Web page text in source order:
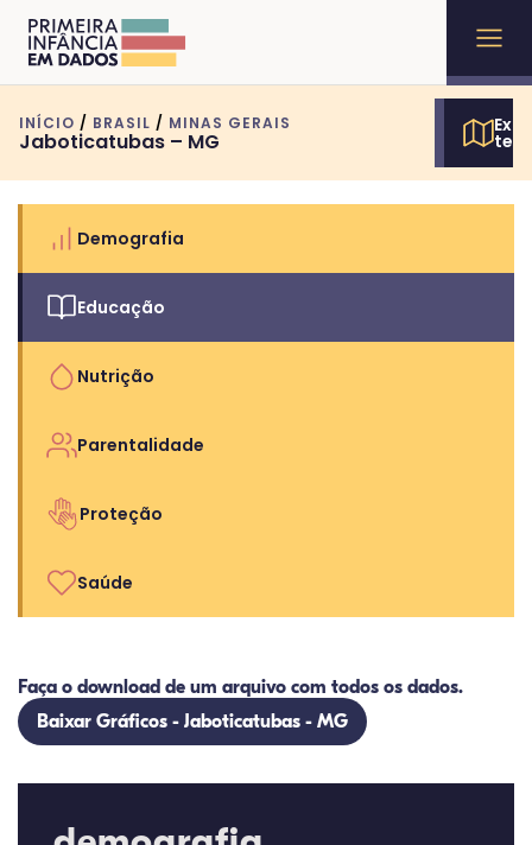
INÍCIO / BRASIL / MINAS GERAIS
Jaboticatubas – MG
Demografia
Educação
Nutrição
Parentalidade
Proteção
Saúde
Faça o download de um arquivo com todos os dados.
Baixar Gráficos - Jaboticatubas - MG